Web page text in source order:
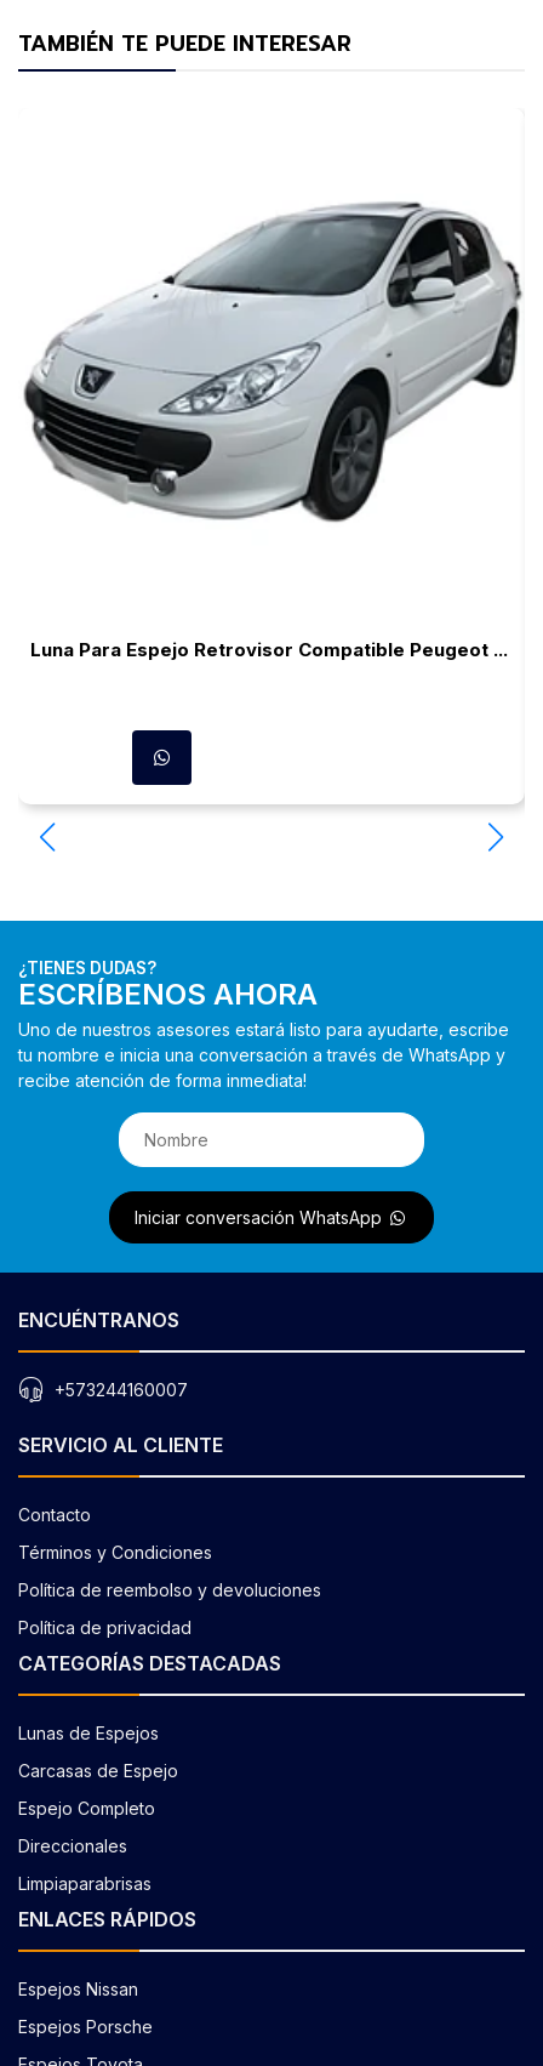
TAMBIÉN TE PUEDE INTERESAR
Luna Para Espejo Retrovisor Compatible Peugeot ...
¿TIENES DUDAS?
ESCRÍBENOS AHORA
Uno de nuestros asesores estará listo para ayudarte, escribe
tu nombre e inicia una conversación a través de WhatsApp y
recibe atención de forma inmediata!
Iniciar conversación WhatsApp
ENCUÉNTRANOS
+573244160007
SERVICIO AL CLIENTE
Contacto
Términos y Condiciones
Política de reembolso y devoluciones
Política de privacidad
CATEGORÍAS DESTACADAS
Lunas de Espejos
Carcasas de Espejo
Espejo Completo
Direccionales
Limpiaparabrisas
ENLACES RÁPIDOS
Espejos Nissan
Espejos Porsche